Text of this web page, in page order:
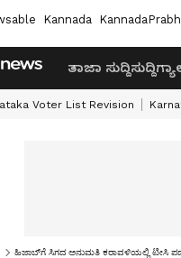
Kannada
ತಾಜಾ ಸುದ್ದಿಸುದ್ದಿ
Voter List Revision
ಹಿಜಾಬ್‌ಗೆ ಸಿಗದ ಅನುಮತಿ ಕರಾವಳಿಯಲ್ಲಿ ಟೀಸಿ